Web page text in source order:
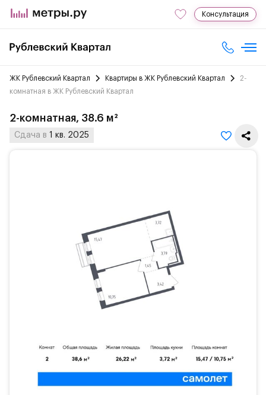
Консультация
ЖК Рублевский Квартал Квартиры в ЖК Рублевский Квартал
2-
комнатная в ЖК Рублевский Квартал
2-комнатная, 38.6 м²
Сдача в 1 кв. 2025